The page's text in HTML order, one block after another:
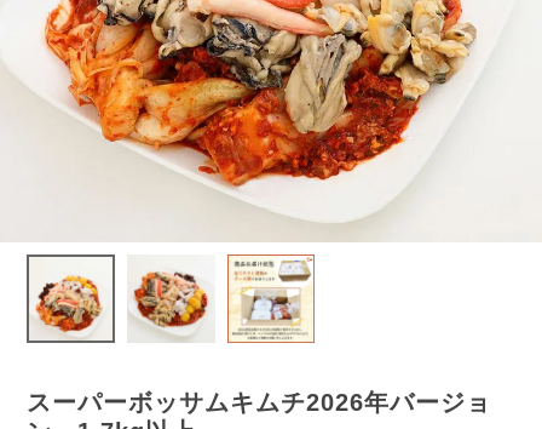
スーパーボッサムキムチ2026年バージョ